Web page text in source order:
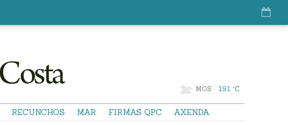
MOS 19.1 °C
RECUNCHOS MAR FIRMAS QPC AXENDA